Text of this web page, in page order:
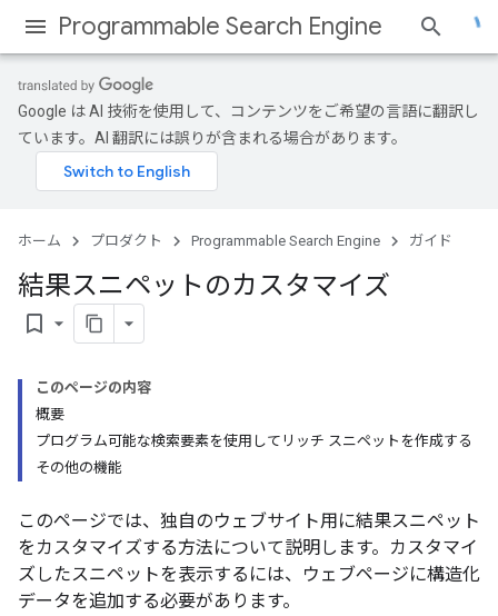
Programmable Search Engine
Google は AI 技術を使用して、コンテンツをご希望の言語に翻訳し
ています。AI 翻訳には誤りが含まれる場合があります。
ホーム プロダクト Programmable Search Engine ガイド
結果スニペットのカスタマイズ
bookmark_border
このページの内容
概要
プログラム可能な検索要素を使用してリッチ スニペットを作成する
その他の機能
このページでは、独自のウェブサイト用に結果スニペット
をカスタマイズする方法について説明します。カスタマイ
ズしたスニペットを表示するには、ウェブページに構造化
データを追加する必要があります。